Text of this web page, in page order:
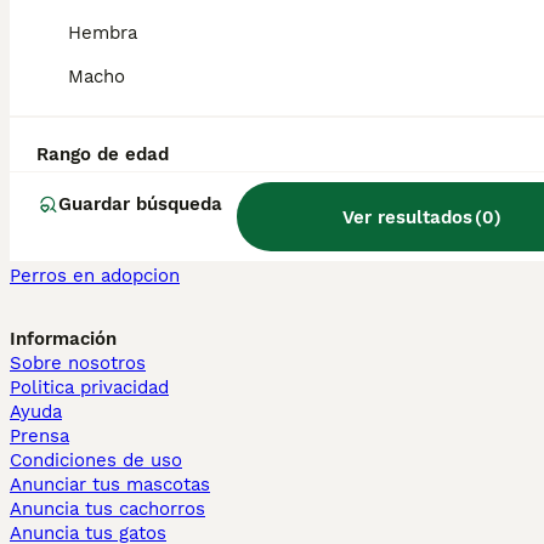
Hembra
Macho
Rango de edad
Guardar búsqueda
Ver resultados(0)
Persa en venta
Bulldog Francés en Madrid
Chihuahua en Sevilla
Bulldog Francés en Galicia
Caniche Toy en venta en Barcelona
Perros en adopcion
Información
Sobre nosotros
Politica privacidad
Ayuda
Prensa
Condiciones de uso
Anunciar tus mascotas
Anuncia tus cachorros
Anuncia tus gatos